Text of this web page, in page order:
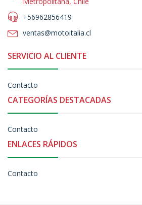
+56962856419
ventas@motoitalia.cl
SERVICIO AL CLIENTE
Contacto
CATEGORÍAS DESTACADAS
Contacto
ENLACES RÁPIDOS
Contacto